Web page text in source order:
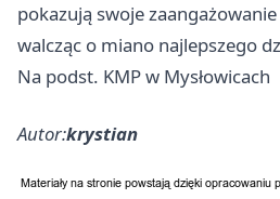
pokazują swoje
walcząc o miano najlepszego
Na podst. KMP w Mysłowicach
Autor:krystian